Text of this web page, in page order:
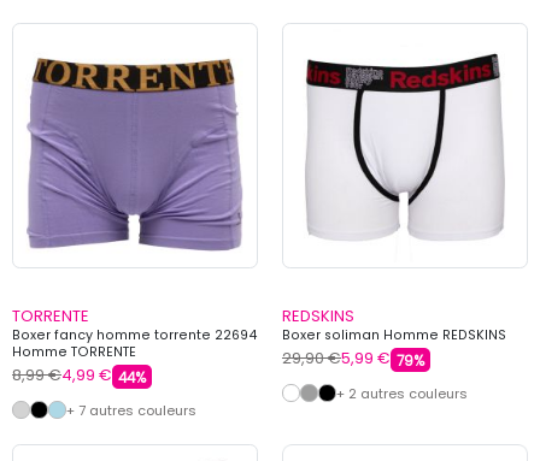
TORRENTE
Boxer fancy homme torrente 22694
Homme TORRENTE
8,99 €4,99 € 44%
+ 7 autres couleurs
REDSKINS
Boxer soliman Homme REDSKINS
29,90 €5,99 € 79%
+ 2 autres couleurs